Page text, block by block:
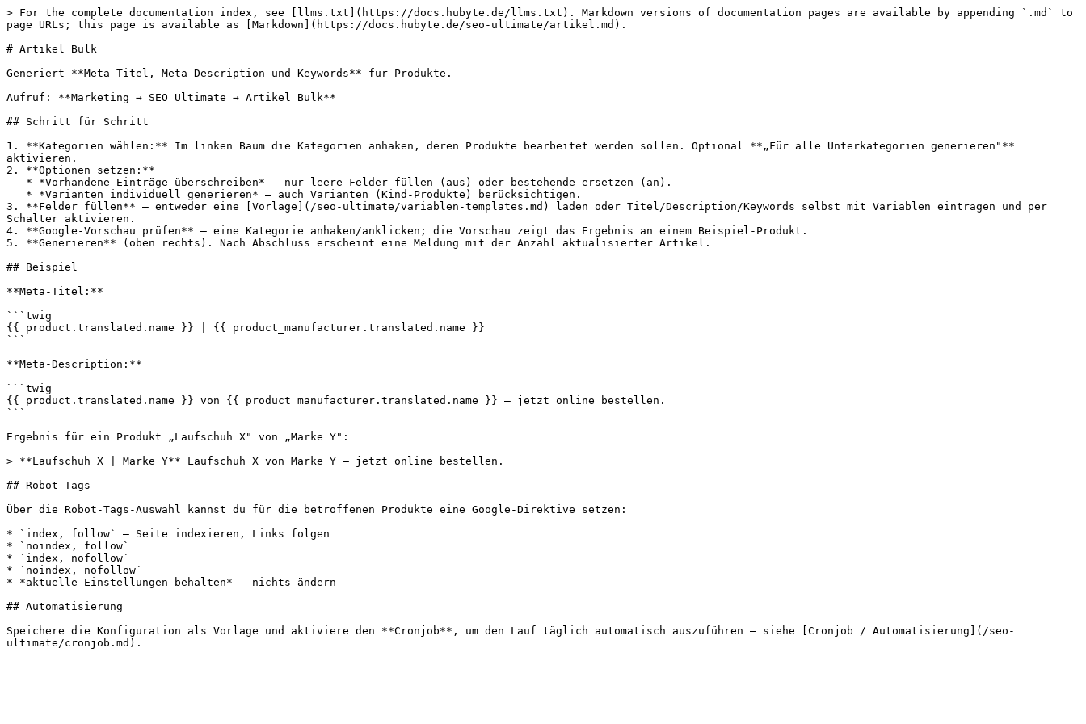
> For the complete documentation index, see [llms.txt](https://docs.hubyte.de/llms.txt). Markdown versions of documentation pages are available by appending `.md` to
page URLs; this page is available as [Markdown](https://docs.hubyte.de/seo-ultimate/artikel.md).
# Artikel Bulk
Generiert **Meta-Titel, Meta-Description und Keywords** für Produkte.
Aufruf: **Marketing → SEO Ultimate → Artikel Bulk**
## Schritt für Schritt
1. **Kategorien wählen:** Im linken Baum die Kategorien anhaken, deren Produkte bearbeitet werden sollen. Optional **„Für alle Unterkategorien generieren"**
aktivieren.
2. **Optionen setzen:**
3. **Felder füllen** – entweder eine [Vorlage](/seo-ultimate/variablen-templates.md) laden oder Titel/Description/Keywords selbst mit Variablen eintragen und per
Schalter aktivieren.
4. **Google-Vorschau prüfen** – eine Kategorie anhaken/anklicken; die Vorschau zeigt das Ergebnis an einem Beispiel-Produkt.
5. **Generieren** (oben rechts). Nach Abschluss erscheint eine Meldung mit der Anzahl aktualisierter Artikel.
## Beispiel
**Meta-Titel:**
```twig
{{ product.translated.name }} | {{ product_manufacturer.translated.name }}
```
**Meta-Description:**
```twig
{{ product.translated.name }} von {{ product_manufacturer.translated.name }} – jetzt online bestellen.
```
Ergebnis für ein Produkt „Laufschuh X" von „Marke Y":
> **Laufschuh X | Marke Y** Laufschuh X von Marke Y – jetzt online bestellen.
## Robot-Tags
Über die Robot-Tags-Auswahl kannst du für die betroffenen Produkte eine Google-Direktive setzen:
* `index, follow` – Seite indexieren, Links folgen
* `noindex, follow`
* `index, nofollow`
* `noindex, nofollow`
* *aktuelle Einstellungen behalten* – nichts ändern
## Automatisierung
Speichere die Konfiguration als Vorlage und aktiviere den **Cronjob**, um den Lauf täglich automatisch auszuführen – siehe [Cronjob / Automatisierung](/seo-